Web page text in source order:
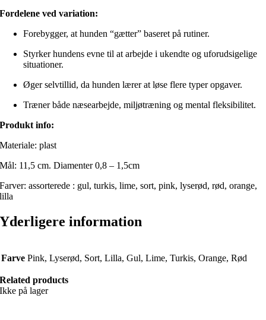
Fordelene ved variation:
Forebygger, at hunden “gætter” baseret på rutiner.
Styrker hundens evne til at arbejde i ukendte og uforudsigelige
situationer.
Øger selvtillid, da hunden lærer at løse flere typer opgaver.
Træner både næsearbejde, miljøtræning og mental fleksibilitet.
Produkt info:
Materiale: plast
Mål: 11,5 cm. Diamenter 0,8 – 1,5cm
Farver: assorterede : gul, turkis, lime, sort, pink, lyserød, rød, orange,
lilla
Yderligere information
Farve Pink, Lyserød, Sort, Lilla, Gul, Lime, Turkis, Orange, Rød
Related products
Ikke på lager